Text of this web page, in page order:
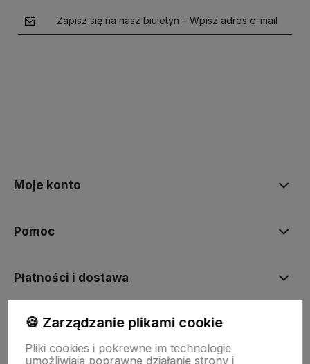
Zapisz się na nasz biuletyn – Wpisz adres e-mail
Moje konto
Pomoc
Płatności i dostawa
Informacje
🍪 Zarządzanie plikami cookie
Pliki cookies i pokrewne im technologie
umożliwiają poprawne działanie strony i